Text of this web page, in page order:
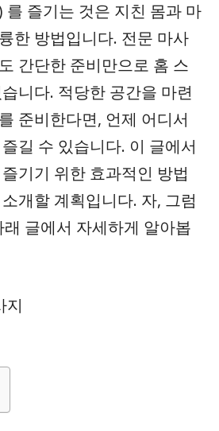
즐기는 것은 지친 몸과 마
한 방법입니다. 전문 마사
간단한 준비만으로 홈 스
니다. 적당한 공간을 마련
준비한다면, 언제 어디서
길 수 있습니다. 이 글에서
기기 위한 효과적인 방법
개할 계획입니다. 자, 그럼
글에서 자세하게 알아봅